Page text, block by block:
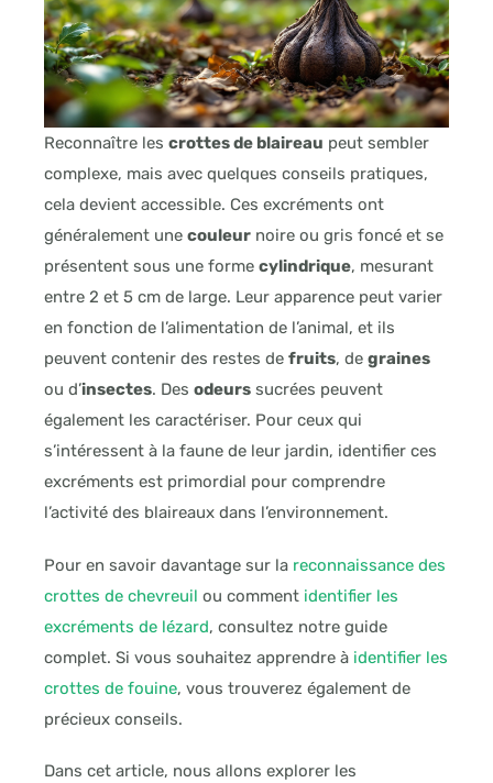
Reconnaître les crottes de blaireau peut sembler
complexe, mais avec quelques conseils pratiques,
cela devient accessible. Ces excréments ont
généralement une couleur noire ou gris foncé et se
présentent sous une forme cylindrique, mesurant
entre 2 et 5 cm de large. Leur apparence peut varier
en fonction de l’alimentation de l’animal, et ils
peuvent contenir des restes de fruits, de graines
ou d’insectes. Des odeurs sucrées peuvent
également les caractériser. Pour ceux qui
s’intéressent à la faune de leur jardin, identifier ces
excréments est primordial pour comprendre
l’activité des blaireaux dans l’environnement.
Pour en savoir davantage sur la reconnaissance des
crottes de chevreuil ou comment identifier les
excréments de lézard, consultez notre guide
complet. Si vous souhaitez apprendre à identifier les
crottes de fouine, vous trouverez également de
précieux conseils.
Dans cet article, nous allons explorer les